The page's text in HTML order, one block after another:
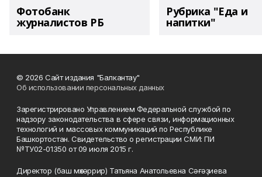
Фотобанк
журналистов РБ
Рубрика "Еда и
напитки"
© 2026 Сайт издания "Балкантау"
Об использовании персональных данных
Зарегистрировано Управлением Федеральной службой по
надзору законодательства в сфере связи, информационных
технологий и массовых коммуникаций по Республике
Башкортостан. Свидетельство о регистрации СМИ: ПИ
№ТУ02-01350 от 09 июля 2015 г.
Директор (баш мөхәррир) Татьяна Анатольевна Сәғәҙиева